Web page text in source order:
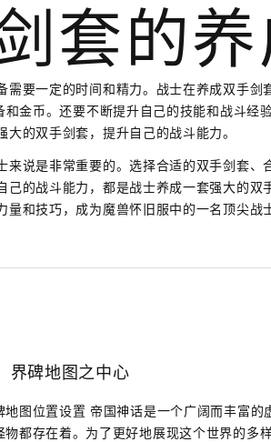
套的
需要一定的时间和精力。战士在养成双手剑
金币。还要不断提升自己的技能和战斗经
的双手剑套，提升自己的战斗能力。
说是非常重要的。选择合适的双手剑套、
己的战斗能力，都是战士养成一套强大的
和技巧，成为魔兽怀旧服中的一名顶尖战士
界碑地图之中心
地图位置设置 帝国神话是一个广阔而丰富的
物都存在着。为了更好地展现这个世界的多